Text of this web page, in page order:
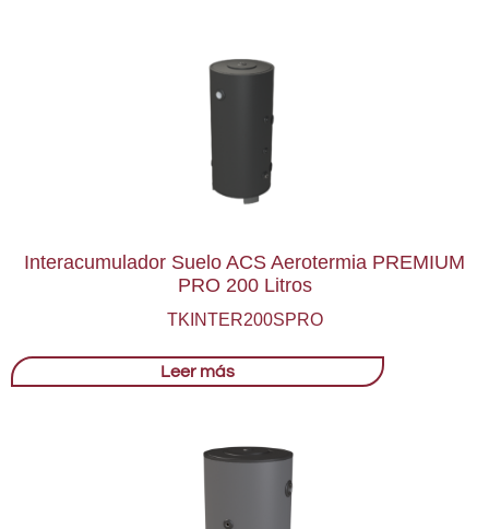
Interacumulador Suelo ACS Aerotermia PREMIUM
PRO 200 Litros
TKINTER200SPRO
Leer más